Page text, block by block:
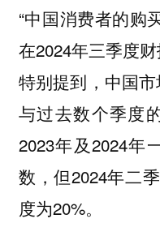
“中国消费者的购
在2024年三季度
特别提到， 中国
与过去数个季度
2023年及2024年
数，但2024年二
度为20%。